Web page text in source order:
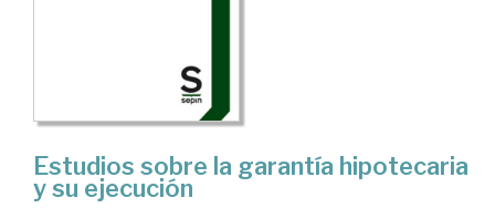
Estudios sobre la garantía hipotecaria
y su ejecución